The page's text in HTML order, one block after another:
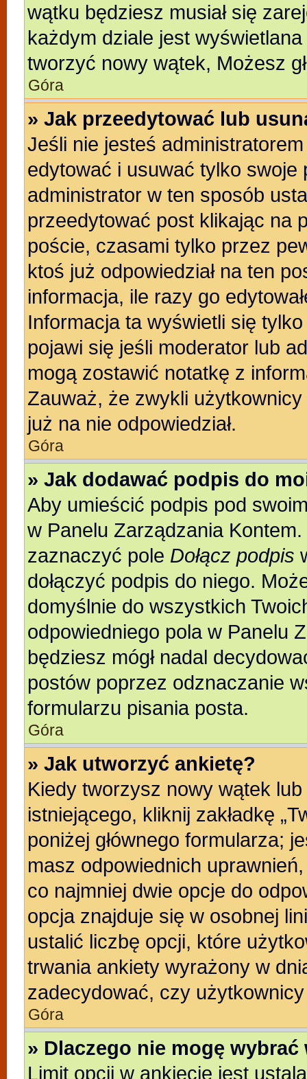
wątku będziesz musiał się
każdym dziale jest
tworzyć nowy wątek, Możesz
Góra
» Jak przeedytować lub
Jeśli nie jesteś
edytować i usuwać tylko swoje
administrator w ten sposób
przeedytować post klikając na
poście, czasami tylko przez
ktoś już odpowiedział na ten
informacja, ile razy go
Informacja ta wyświetli się
pojawi się jeśli moderator lub
mogą zostawić notatkę z
Zauważ, że zwykli
już na nie odpowiedział.
Góra
» Jak dodawać podpis do
Aby umieścić podpis pod
w Panelu Zarządzania
zaznaczyć pole Dołącz podpis
dołączyć podpis do niego.
domyślnie do wszystkich
odpowiedniego pola w Panelu
będziesz mógł nadal
postów poprzez odznaczanie
formularzu pisania posta.
Góra
» Jak utworzyć ankietę?
Kiedy tworzysz nowy wątek
istniejącego, kliknij zakładkę
poniżej głównego formularza;
masz odpowiednich
co najmniej dwie opcje do
opcja znajduje się w osobnej
ustalić liczbę opcji, które
trwania ankiety wyrażony w
zadecydować, czy
Góra
» Dlaczego nie mogę
Limit opcji w ankiecie jest